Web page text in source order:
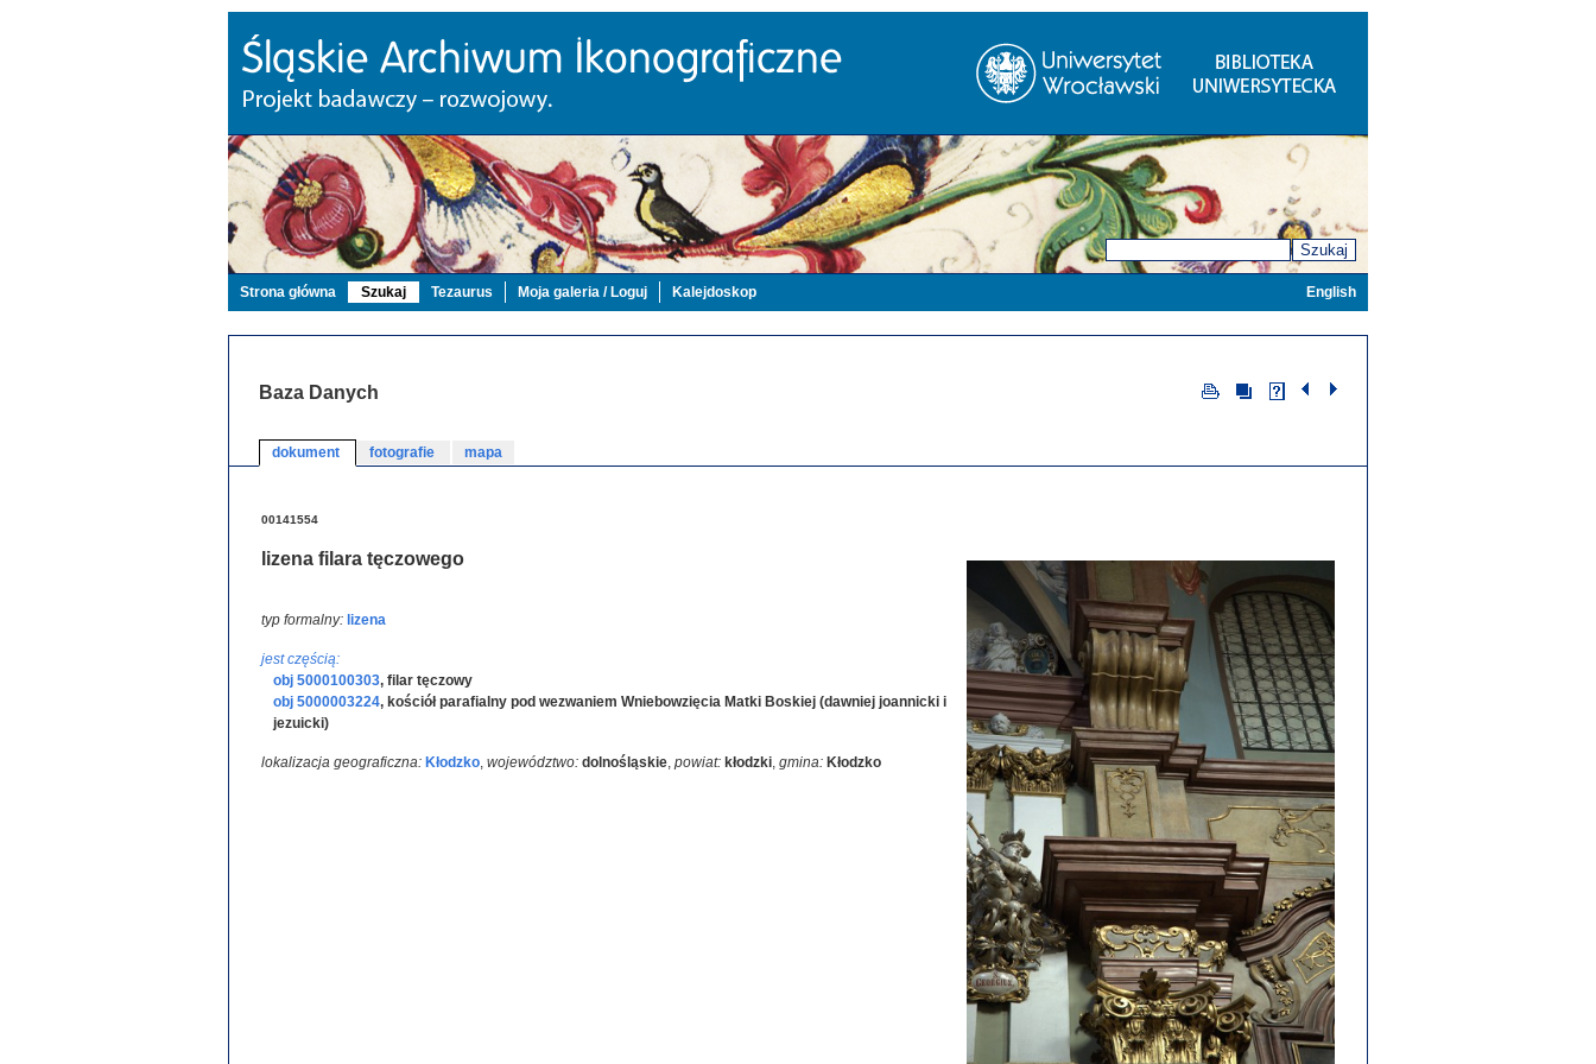
Szukaj
Strona główna Szukaj Tezaurus Moja galeria / Loguj Kalejdoskop English
Baza Danych
dokument fotografie mapa
00141554
lizena filara tęczowego
typ formalny: lizena
jest częścią:
obj 5000100303, filar tęczowy
obj 5000003224, kościół parafialny pod wezwaniem Wniebowzięcia Matki Boskiej (dawniej joannicki i
jezuicki)
lokalizacja geograficzna: Kłodzko, województwo: dolnośląskie, powiat: kłodzki, gmina: Kłodzko